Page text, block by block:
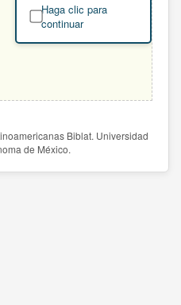
Haga clic para
continuar
Biblat. Universidad
de México.